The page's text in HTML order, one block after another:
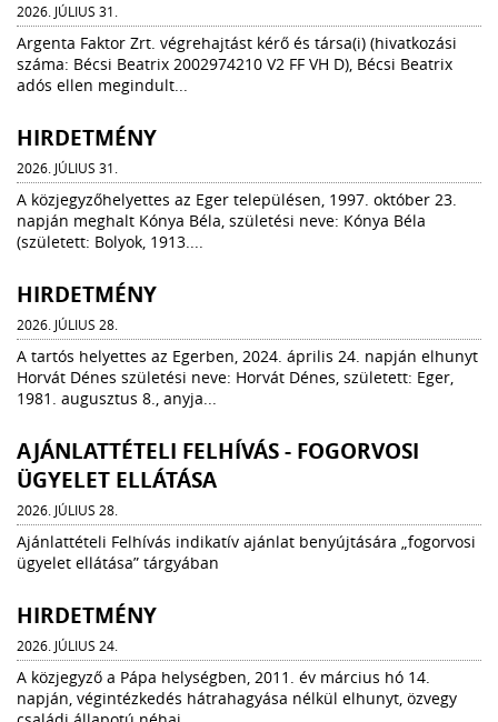
2026. JÚLIUS 31.
Argenta Faktor Zrt. végrehajtást kérő és társa(i) (hivatkozási
száma: Bécsi Beatrix 2002974210 V2 FF VH D), Bécsi Beatrix
adós ellen megindult...
HIRDETMÉNY
2026. JÚLIUS 31.
A közjegyzőhelyettes az Eger településen, 1997. október 23.
napján meghalt Kónya Béla, születési neve: Kónya Béla
(született: Bolyok, 1913....
HIRDETMÉNY
2026. JÚLIUS 28.
A tartós helyettes az Egerben, 2024. április 24. napján elhunyt
Horvát Dénes születési neve: Horvát Dénes, született: Eger,
1981. augusztus 8., anyja...
AJÁNLATTÉTELI FELHÍVÁS - FOGORVOSI
ÜGYELET ELLÁTÁSA
2026. JÚLIUS 28.
Ajánlattételi Felhívás indikatív ajánlat benyújtására „fogorvosi
ügyelet ellátása” tárgyában
HIRDETMÉNY
2026. JÚLIUS 24.
A közjegyző a Pápa helységben, 2011. év március hó 14.
napján, végintézkedés hátrahagyása nélkül elhunyt, özvegy